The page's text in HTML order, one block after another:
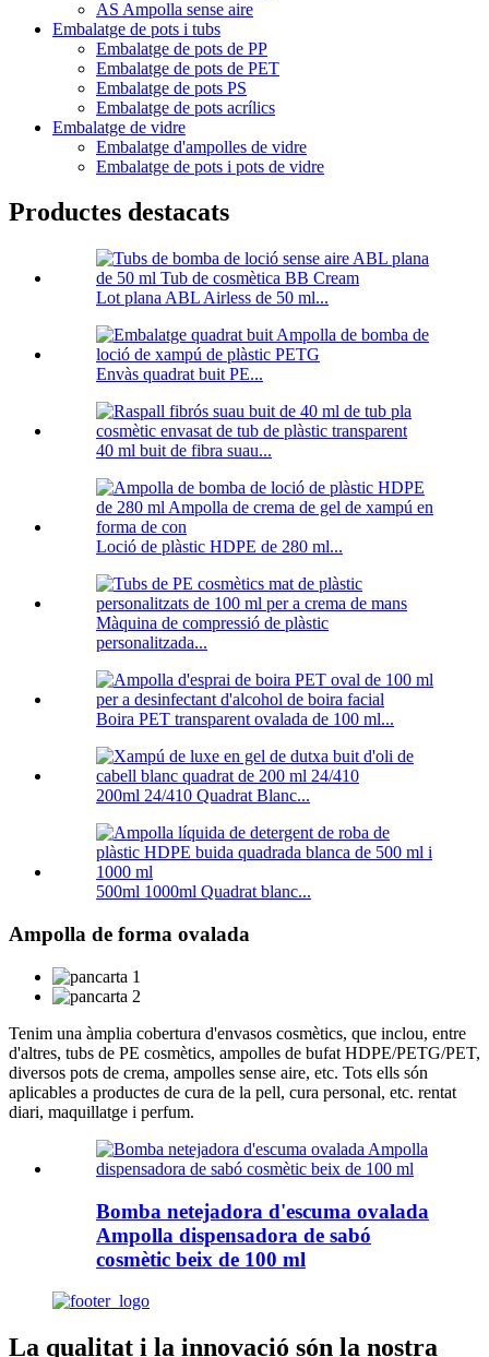
AS Ampolla sense aire
Embalatge de pots i tubs
Embalatge de pots de PP
Embalatge de pots de PET
Embalatge de pots PS
Embalatge de pots acrílics
Embalatge de vidre
Embalatge d'ampolles de vidre
Embalatge de pots i pots de vidre
Productes destacats
Lot plana ABL Airless de 50 ml...
Envàs quadrat buit PE...
40 ml buit de fibra suau...
Loció de plàstic HDPE de 280 ml...
Màquina de compressió de plàstic
personalitzada...
Boira PET transparent ovalada de 100 ml...
200ml 24/410 Quadrat Blanc...
500ml 1000ml Quadrat blanc...
Ampolla de forma ovalada
Tenim una àmplia cobertura d'envasos cosmètics, que inclou, entre
d'altres, tubs de PE cosmètics, ampolles de bufat HDPE/PETG/PET,
diversos pots de crema, ampolles sense aire, etc. Tots ells són
aplicables a productes de cura de la pell, cura personal, etc. rentat
diari, maquillatge i perfum.
Bomba netejadora d'escuma ovalada
Ampolla dispensadora de sabó
cosmètic beix de 100 ml
La qualitat i la innovació són la nostra